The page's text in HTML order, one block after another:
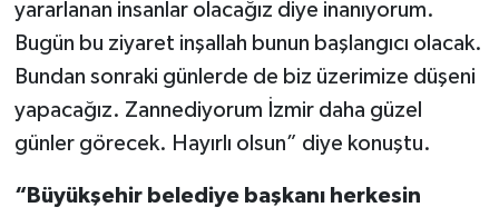
yararlanan insanlar olacağız diye inanıyorum.
Bugün bu ziyaret inşallah bunun başlangıcı olacak.
Bundan sonraki günlerde de biz üzerimize düşeni
yapacağız. Zannediyorum İzmir daha güzel
günler görecek. Hayırlı olsun” diye konuştu.
“Büyükşehir belediye başkanı herkesin